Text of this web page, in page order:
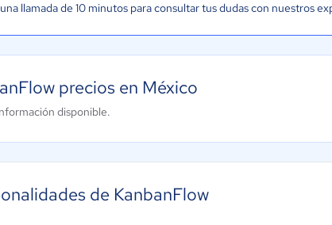
llamada de 10 minutos para consultar tus dudas con nuestros
precios en México
disponible.
de KanbanFlow